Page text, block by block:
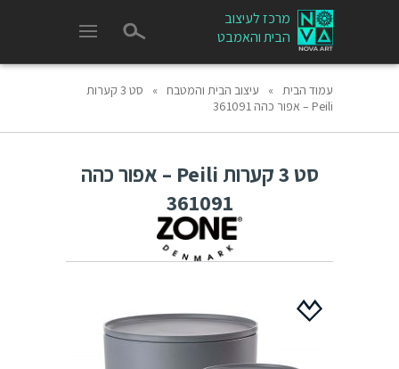
מרכז לעיצוב
הבית והאמבט
עמוד הבית » עיצוב הבית והמטבח »
סט 3 קערות
Peili – אפור כהה 361091
סט 3 קערות Peili – אפור כהה
361091